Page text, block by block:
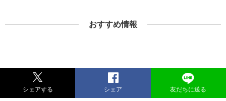
おすすめ情報
シェアする シェア 友だちに送る